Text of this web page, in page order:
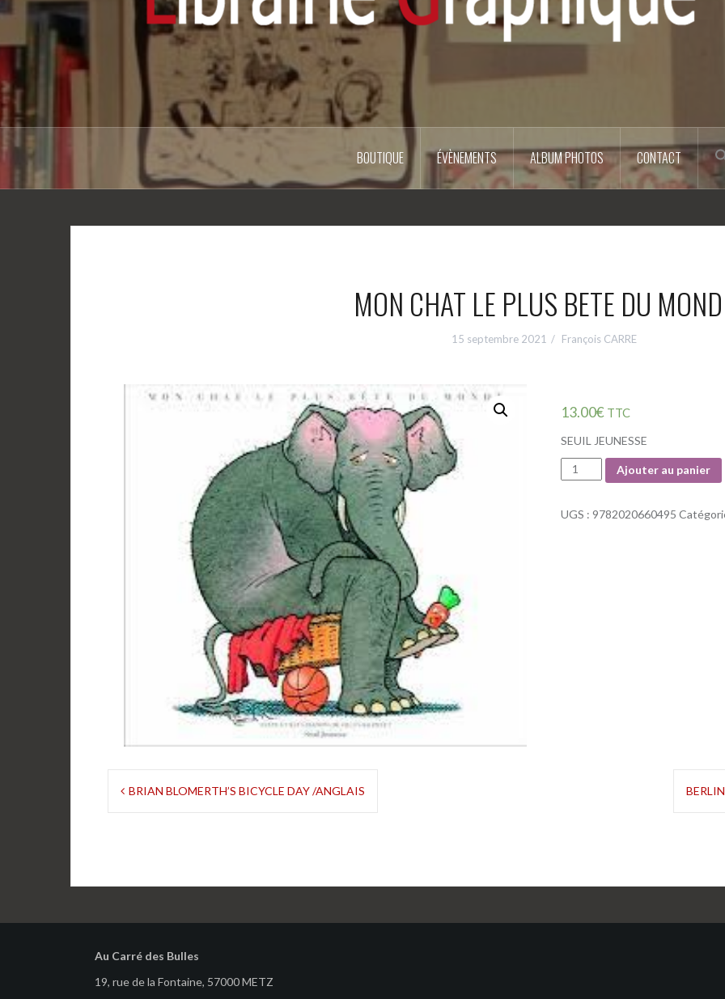
BOUTIQUE ÉVÈNEMENTS ALBUM PHOTOS CONTACT
MON CHAT LE PLUS BETE DU
15 septembre 2021 François CARRE
13.00€ TTC
SEUIL JEUNESSE
Quantité
Ajouter au panier
UGS : 9782020660495
Navigation
BRIAN BLOMERTH’S BICYCLE DAY /ANGLAIS
Au Carré des Bulles
19, rue de la Fontaine, 57000 METZ